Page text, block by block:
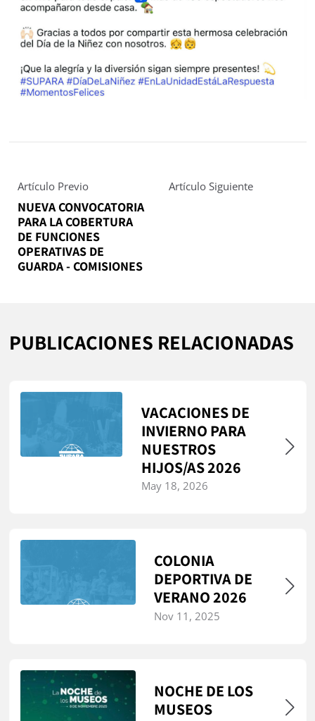
Artículo Previo
NUEVA CONVOCATORIA
PARA LA COBERTURA
DE FUNCIONES
OPERATIVAS DE
GUARDA - COMISIONES
Artículo Siguiente
PUBLICACIONES RELACIONADAS
VACACIONES DE
INVIERNO PARA
NUESTROS
HIJOS/AS 2026
May 18, 2026
COLONIA
DEPORTIVA DE
VERANO 2026
Nov 11, 2025
NOCHE DE LOS
MUSEOS